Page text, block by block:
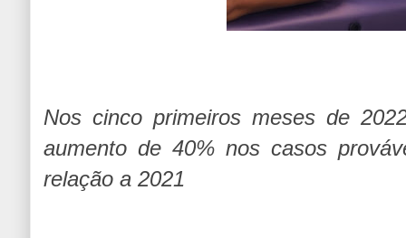
Nos cinco primeiros meses de
aumento de 40% nos casos
relação a 2021